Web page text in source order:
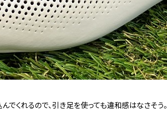
くれるので、引き足を使っても違和感はなさそう。